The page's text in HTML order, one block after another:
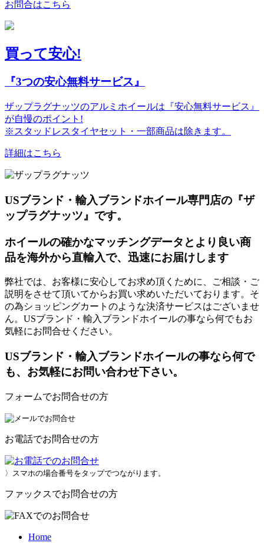
お問合はこちら
買って安心!
『3つの安心無料サービス』
ザップラグナッツのアルミホイールは『安心無料サービス』
が自慢のポイント!
※スタッドレスタイヤセット・一部商品は除きます。
詳細はこちら
USブランド・輸入ブランドホイール専門店の『ザ
ップラグナッツ』です。
ホイールの確かなマッチングデータとより良い商
品を海外から直輸入で、迅速にお届けします
弊社では、お客様に安心してお求め頂くために、ご相談・ご
説明をさせて頂いてからお買い求めいただいております。そ
の為ショッピングカートのような決済サービスはございませ
ん。USブランド・輸入ブランドホイールの事なら何でもお
気軽にお問合せください。
USブランド・輸入ブランドホイールの事なら何で
も、お気軽にお問い合わせ下さい。
フォームでお問合せの方
お電話でお問合せの方
〉スマホの場合番号をタップでつながります。
ファックスでお問合せの方
Home